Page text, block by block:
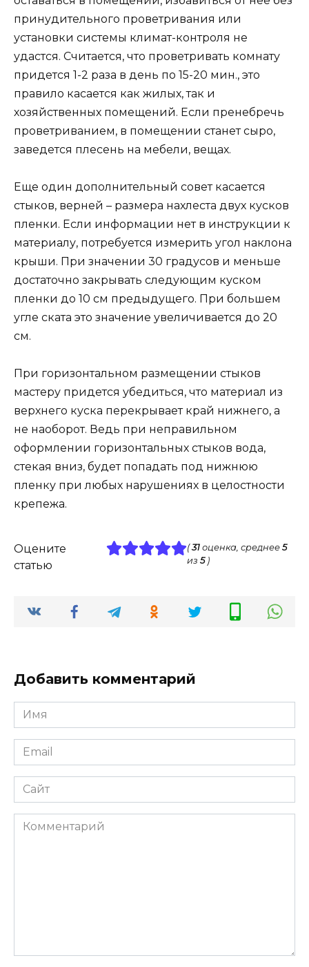
принудительного проветривания или
установки системы климат-контроля не
удастся. Считается, что проветривать комнату
придется 1-2 раза в день по 15-20 мин., это
правило касается как жилых, так и
хозяйственных помещений. Если пренебречь
проветриванием, в помещении станет сыро,
заведется плесень на мебели, вещах.
Еще один дополнительный совет касается
стыков, верней – размера нахлеста двух кусков
пленки. Если информации нет в инструкции к
материалу, потребуется измерить угол наклона
крыши. При значении 30 градусов и меньше
достаточно закрывать следующим куском
пленки до 10 см предыдущего. При большем
угле ската это значение увеличивается до 20
см.
При горизонтальном размещении стыков
мастеру придется убедиться, что материал из
верхнего куска перекрывает край нижнего, а
не наоборот. Ведь при неправильном
оформлении горизонтальных стыков вода,
стекая вниз, будет попадать под нижнюю
пленку при любых нарушениях в целостности
крепежа.
Оцените
статью
(31оценка, среднее 5
из 5)
Добавить комментарий
Имя
*
Email
*
Сайт
Комментарий